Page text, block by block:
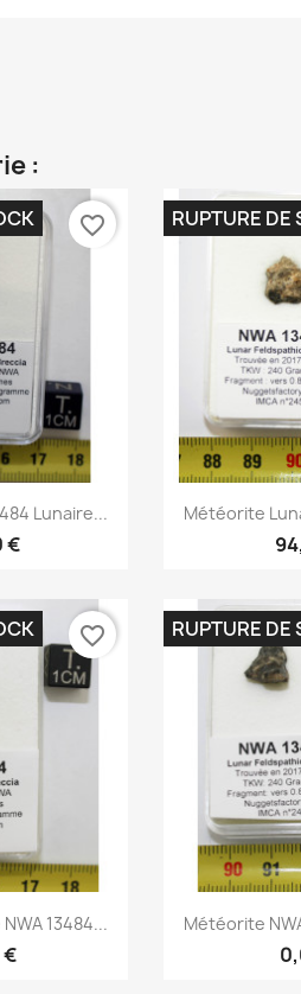
:
Lunaire...
€
favorite_border

Météorite
RUPTURE DE
13484...
€
favorite_border

Météorite
RUPTURE DE